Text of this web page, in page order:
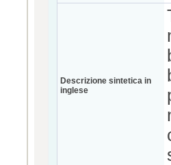
Descrizione sintetica in
inglese